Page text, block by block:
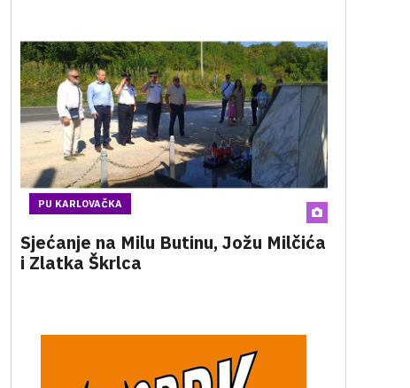
PU KARLOVAČKA
Sjećanje na Milu Butinu, Jožu Milčića
i Zlatka Škrlca